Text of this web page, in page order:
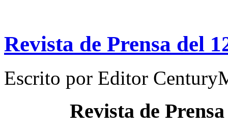
Revista de Prensa del
Escrito por Editor
Revista de